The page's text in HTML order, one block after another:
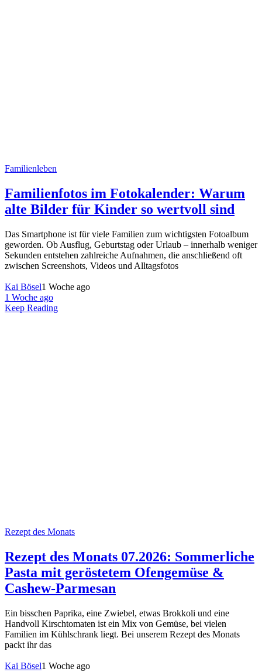
Familienleben
Familienfotos im Fotokalender: Warum
alte Bilder für Kinder so wertvoll sind
Das Smartphone ist für viele Familien zum wichtigsten Fotoalbum
geworden. Ob Ausflug, Geburtstag oder Urlaub – innerhalb weniger
Sekunden entstehen zahlreiche Aufnahmen, die anschließend oft
zwischen Screenshots, Videos und Alltagsfotos
Kai Bösel1 Woche ago
1 Woche ago
Keep Reading
Rezept des Monats
Rezept des Monats 07.2026: Sommerliche
Pasta mit geröstetem Ofengemüse &
Cashew-Parmesan
Ein bisschen Paprika, eine Zwiebel, etwas Brokkoli und eine
Handvoll Kirschtomaten ist ein Mix von Gemüse, bei vielen
Familien im Kühlschrank liegt. Bei unserem Rezept des Monats
packt ihr das
Kai Bösel1 Woche ago